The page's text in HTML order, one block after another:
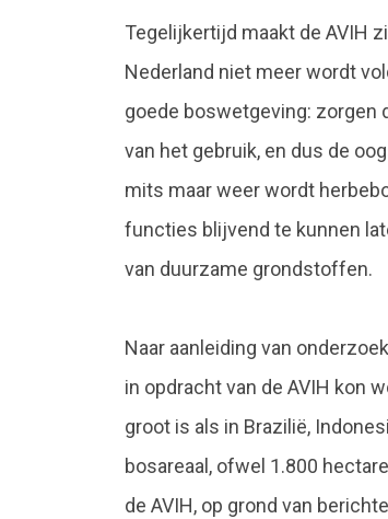
Tegelijkertijd maakt de AVIH
Nederland niet meer wordt
goede boswetgeving: zorgen
van het gebruik, en dus de
mits maar weer wordt
functies blijvend te kunnen
van duurzame grondstoffen.
Naar aanleiding van
in opdracht van de AVIH kon
groot is als in Brazilië,
bosareaal, ofwel 1.800
de AVIH, op grond van